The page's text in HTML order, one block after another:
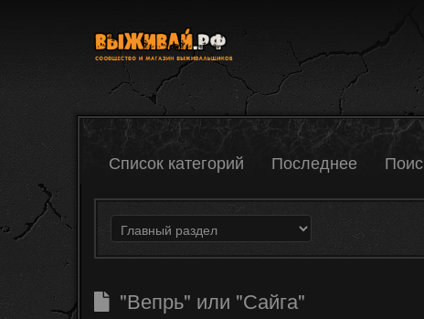
Список категорий Последнее
"Вепрь" или "Сайга"